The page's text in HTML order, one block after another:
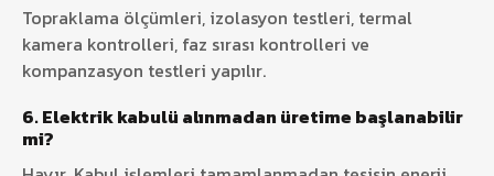
Topraklama ölçümleri, izolasyon testleri, termal
kamera kontrolleri, faz sırası kontrolleri ve
kompanzasyon testleri yapılır.
6. Elektrik kabulü alınmadan üretime başlanabilir
mi?